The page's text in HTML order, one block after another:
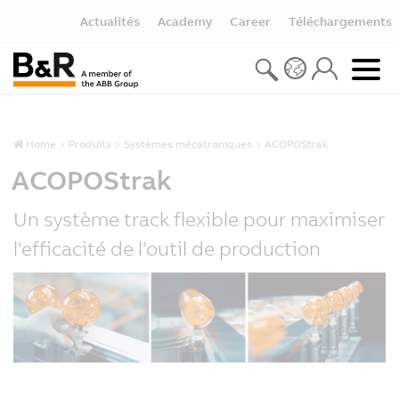
Actualités Academy Career Téléchargements
Home Produits Systèmes mécatroniques ACOPOStrak
ACOPOStrak
Un système track flexible pour maximiser
l'efficacité de l'outil de production